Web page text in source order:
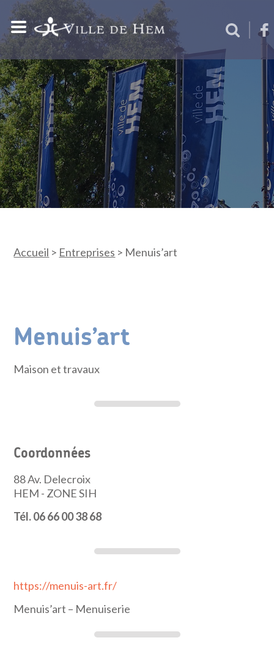
Accueil > Entreprises > Menuis’art
Menuis’art
Maison et travaux
Coordonnées
88 Av. Delecroix
HEM - ZONE SIH
Tél. 06 66 00 38 68
https://menuis-art.fr/
Menuis’art – Menuiserie